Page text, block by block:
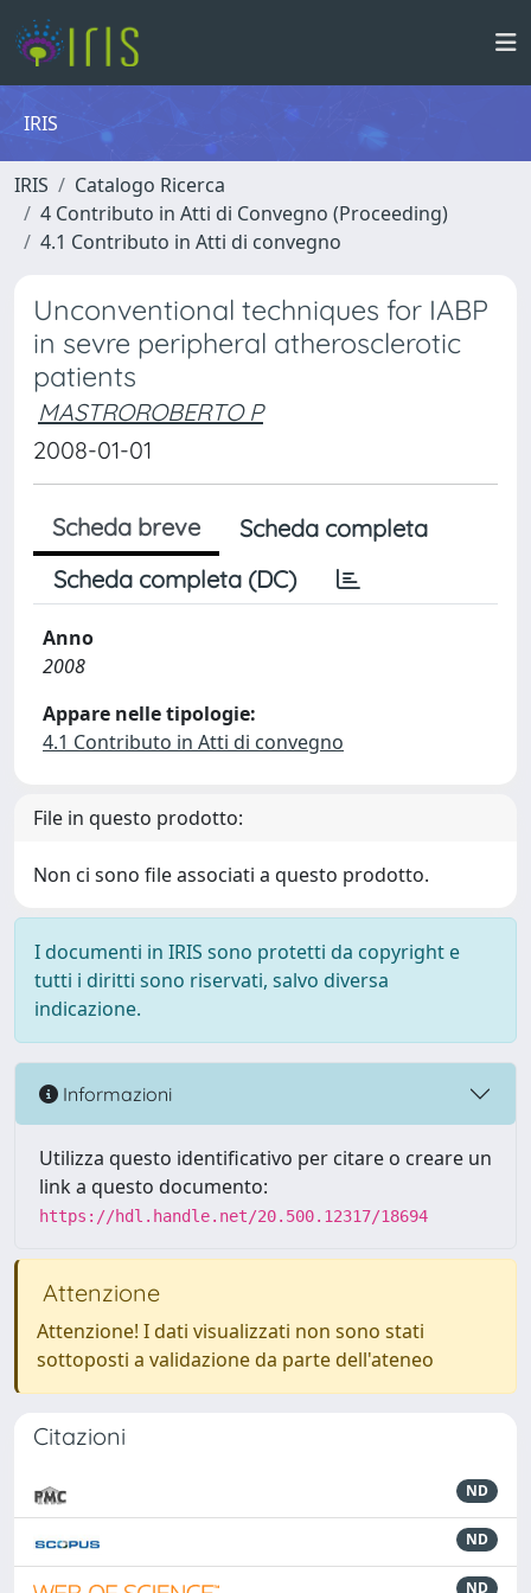
IRIS
IRIS
Catalogo Ricerca
4 Contributo in Atti di Convegno (Proceeding)
4.1 Contributo in Atti di convegno
Unconventional techniques for IABP
in sevre peripheral atherosclerotic
patients
MASTROROBERTO P
2008-01-01
Scheda breve
Scheda completa
Scheda completa (DC)
Anno
2008
Appare nelle tipologie:
4.1 Contributo in Atti di convegno
File in questo prodotto:
Non ci sono file associati a questo prodotto.
I documenti in IRIS sono protetti da copyright e
tutti i diritti sono riservati, salvo diversa
indicazione.
Informazioni
Utilizza questo identificativo per citare o creare un
link a questo documento:
https://hdl.handle.net/20.500.12317/18694
Attenzione
Attenzione! I dati visualizzati non sono stati
sottoposti a validazione da parte dell'ateneo
Citazioni
ND
ND
ND